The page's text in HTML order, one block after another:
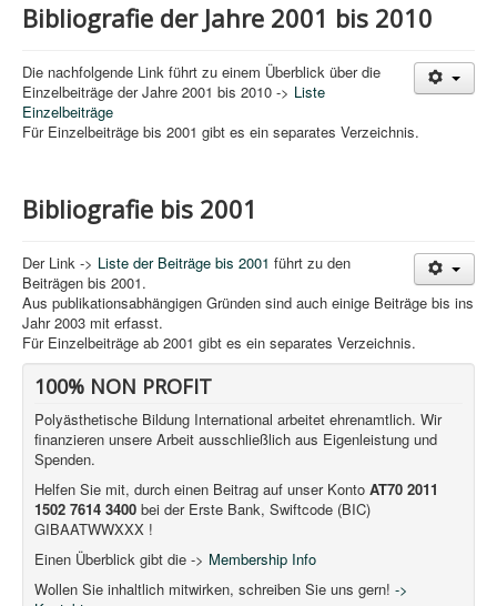
Bibliografie der Jahre 2001 bis 2010
Die nachfolgende Link führt zu einem Überblick über die
Einzelbeiträge der Jahre 2001 bis 2010 -> Liste
Einzelbeiträge
Für Einzelbeiträge bis 2001 gibt es ein separates Verzeichnis.
Bibliografie bis 2001
Der Link -> Liste der Beiträge bis 2001 führt zu den
Beiträgen bis 2001.
Aus publikationsabhängigen Gründen sind auch einige Beiträge bis ins
Jahr 2003 mit erfasst.
Für Einzelbeiträge ab 2001 gibt es ein separates Verzeichnis.
100% NON PROFIT
Polyästhetische Bildung International arbeitet ehrenamtlich. Wir
finanzieren unsere Arbeit ausschließlich aus Eigenleistung und
Spenden.
Helfen Sie mit, durch einen Beitrag auf unser Konto AT70 2011
1502 7614 3400 bei der Erste Bank, Swiftcode (BIC)
GIBAATWWXXX !
Einen Überblick gibt die -> Membership Info
Wollen Sie inhaltlich mitwirken, schreiben Sie uns gern! ->